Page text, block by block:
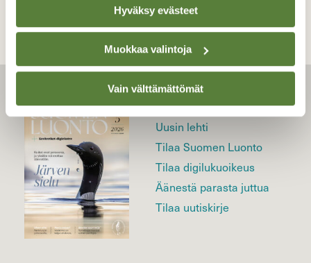
Hyväksy evästeet
Muokkaa valintoja
Vain välttämättömät
LEHTI
Uusin lehti
Tilaa Suomen Luonto
Tilaa digilukuoikeus
Äänestä parasta juttua
Tilaa uutiskirje